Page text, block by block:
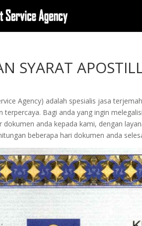
SYARAT
Agency) adalah spesialis jasa
terpercaya. Bagi anda yang ingin
dokumen anda kepada kami, dengan
beberapa hari dokumen anda